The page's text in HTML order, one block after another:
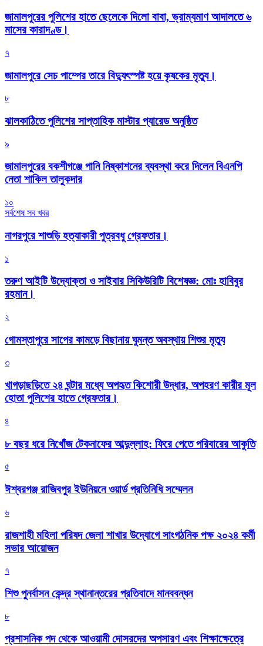
জামালপুরের পুলিশের হাতে ছেলেকে দিলো বাবা, ভ্রাম্যমাণ আদালতে ৬
মাসের কারাদণ্ড।
৭
জামালপুরে সেচ পাম্পের তারে বিদ্যুৎস্পষ্ট হয়ে কৃষকের মৃত্যু।
৮
‎ঝালকাঠিতে পুলিশের সাপ্তাহিক মাস্টার প্যারেড অনুষ্ঠিত
৯
জামালপুরের বকশীগঞ্জে পানি নিষ্কাশনের ব্যবস্থা করে দিলেন বিএনপি
নেতা শাকিল তালুকদার
১০
সর্বশেষ সব খবর
নাগরপুরে শাশুড়ি হত্যাকারী পুত্রবধু গ্রেফতার।
১
তরুণ আইটি উদ্যোক্তা ও সাইবার সিকিউরিটি বিশেষজ্ঞ: মোঃ হাবিবুর
রহমান।
২
গোমস্তাপুরে সাপের কামড়ে বিছানায় ঘুমন্ত অবস্থায় শিশুর মৃত্যু
৩
খাগড়াছড়িতে ২৪ ঘন্টার মধ্যে অপহৃত কিশোরী উদ্ধার, অপহরণ কারীর মূল
হোতা পুলিশের হাতে গ্রেফতার।
৪
৮ বছর ধরে নিখোঁজ টেকনাফের আব্দুল্লাহ: ফিরে পেতে পরিবারের আকুতি
৫
ঈশ্বরগঞ্জ রাজিবপুর ইউনিয়নে ওয়ার্ড প্রতিনিধি সম্মেলন
৬
রাজশাহী মহিলা পরিষদ জেলা শাখার উদ্যোগে সাংগঠনিক পক্ষ ২০২৪ কর্মী
সভার আয়োজন
৭
শিশু পুনর্বাসন কেন্দ্র স্থানান্তরের প্রতিবাদে মানববন্ধন
৮
প্রশাসনিক পদ থেকে আওয়ামী দোসরদের অপসারণ এবং শিক্ষাক্ষেত্রে